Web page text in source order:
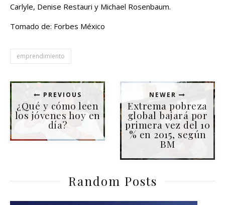
Carlyle, Denise Restauri y Michael Rosenbaum.
Tomado de: Forbes México
emprendimiento
PREVIOUS
¿Qué y cómo leen
los jóvenes hoy en
día?
NEWER
Extrema pobreza
global bajará por
primera vez del 10
% en 2015, según
BM
Random Posts